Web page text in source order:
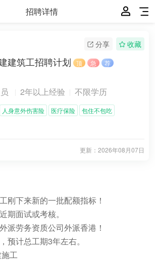
招聘详情
分享 收藏
建筑工招聘计划 顶 急 荐
2年以上经验 不限学历
人身意外伤害险 医疗保险 包住不包吃
更新： 2026年08月07日
刚下来新的一批配额指标！
期面试或考核。
派劳务资质公司外派香港！
预计总工期3年左右。
工